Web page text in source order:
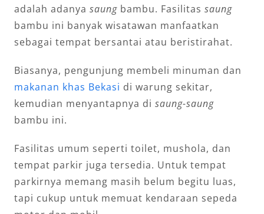
adalah adanya saung bambu. Fasilitas saung
bambu ini banyak wisatawan manfaatkan
sebagai tempat bersantai atau beristirahat.
Biasanya, pengunjung membeli minuman dan
makanan khas Bekasi di warung sekitar,
kemudian menyantapnya di saung-saung
bambu ini.
Fasilitas umum seperti toilet, mushola, dan
tempat parkir juga tersedia. Untuk tempat
parkirnya memang masih belum begitu luas,
tapi cukup untuk memuat kendaraan sepeda